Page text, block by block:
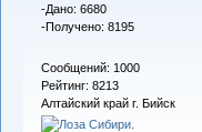
-Дано: 6680
-Получено: 8195
Сообщений: 1000
Рейтинг: 8213
Алтайский край г. Бийск